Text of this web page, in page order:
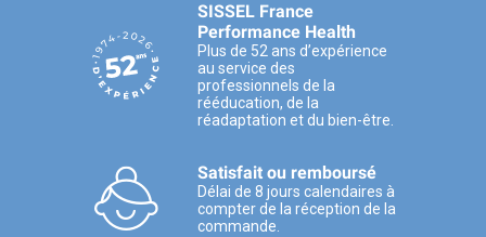
SISSEL France
Performance Health
Plus de 52 ans d’expérience
au service des
professionnels de la
rééducation, de la
réadaptation et du bien-être.
Satisfait ou remboursé
Délai de 8 jours calendaires à
compter de la réception de la
commande.